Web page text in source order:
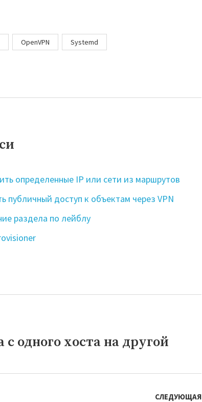
OpenVPN Systemd
определенные IP или сети из маршрутов
публичный доступ к объектам через VPN
раздела по лейблу
одного хоста на другой
СЛЕДУЮЩАЯ